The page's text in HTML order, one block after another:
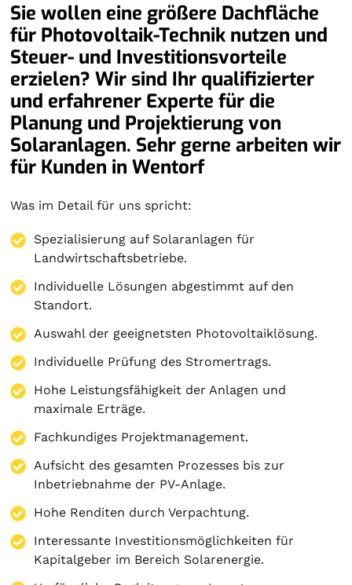
Sie wollen eine größere Dachfläche
für Photovoltaik-Technik nutzen und
Steuer- und Investitionsvorteile
erzielen? Wir sind Ihr qualifizierter
und erfahrener Experte für die
Planung und Projektierung von
Solaranlagen. Sehr gerne arbeiten wir
für Kunden in Wentorf
Was im Detail für uns spricht:
Spezialisierung auf Solaranlagen für
Landwirtschaftsbetriebe.
Individuelle Lösungen abgestimmt auf den
Standort.
Auswahl der geeignetsten Photovoltaiklösung.
Individuelle Prüfung des Stromertrags.
Hohe Leistungsfähigkeit der Anlagen und
maximale Erträge.
Fachkundiges Projektmanagement.
Aufsicht des gesamten Prozesses bis zur
Inbetriebnahme der PV-Anlage.
Hohe Renditen durch Verpachtung.
Interessante Investitionsmöglichkeiten für
Kapitalgeber im Bereich Solarenergie.